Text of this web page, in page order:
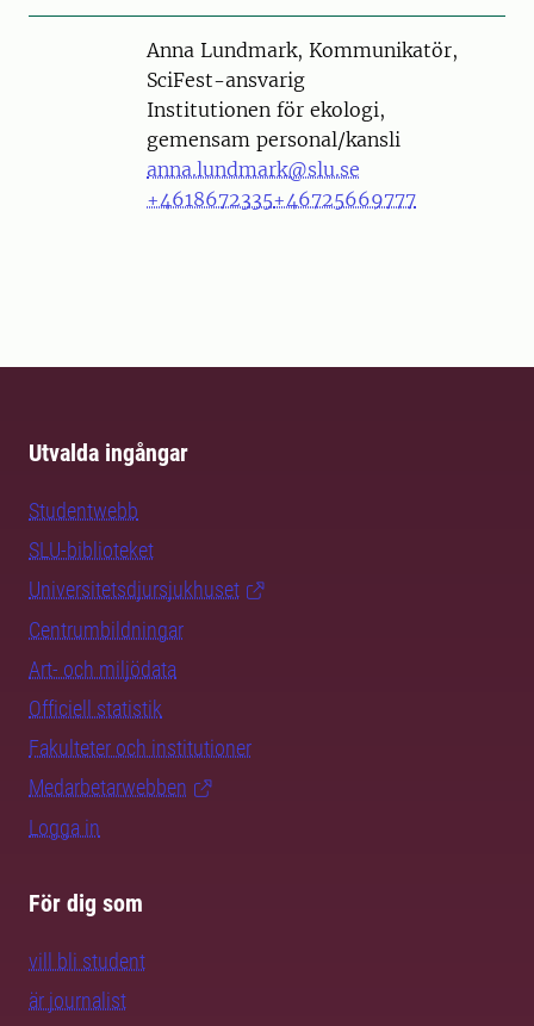
PersonAnna Lundmark, Kommunikatör,
SciFest-ansvarig
Institutionen för ekologi,
gemensam personal/kansli
anna.lundmark@slu.se
+4618672335+46725669777
Utvalda ingångar
Studentwebb
SLU-biblioteket
Universitetsdjursjukhuset
Centrumbildningar
Art- och miljödata
Officiell statistik
Fakulteter och institutioner
Medarbetarwebben
Logga in
För dig som
vill bli student
är journalist